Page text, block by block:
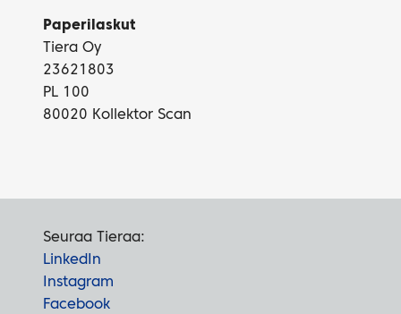
Paperilaskut
Tiera Oy
23621803
PL 100
80020 Kollektor Scan
Seuraa Tieraa:
LinkedIn
Instagram
Facebook